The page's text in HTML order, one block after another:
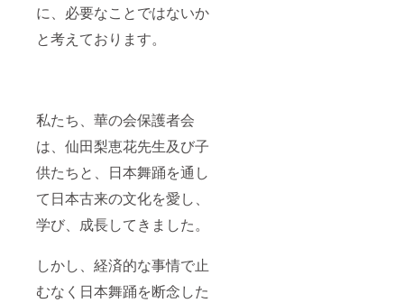
に、必要なことではないか
と考えております。
私たち、華の会保護者会
は、仙田梨恵花先生及び子
供たちと、日本舞踊を通し
て日本古来の文化を愛し、
学び、成長してきました。
しかし、経済的な事情で止
むなく日本舞踊を断念した